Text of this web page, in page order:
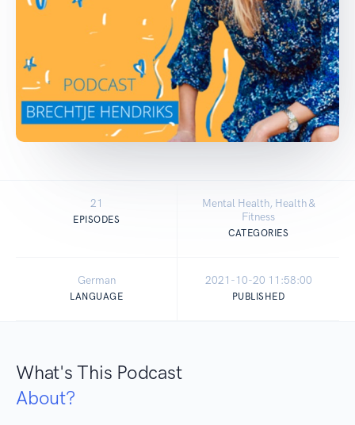
21
EPISODES
Mental Health, Health &
Fitness
CATEGORIES
German
LANGUAGE
2021-10-20 11:58:00
PUBLISHED
What's This Podcast
About?